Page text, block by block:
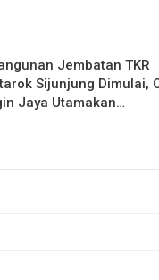
Jembatan TKR
Sijunjung Dimulai,
Jaya Utamakan…